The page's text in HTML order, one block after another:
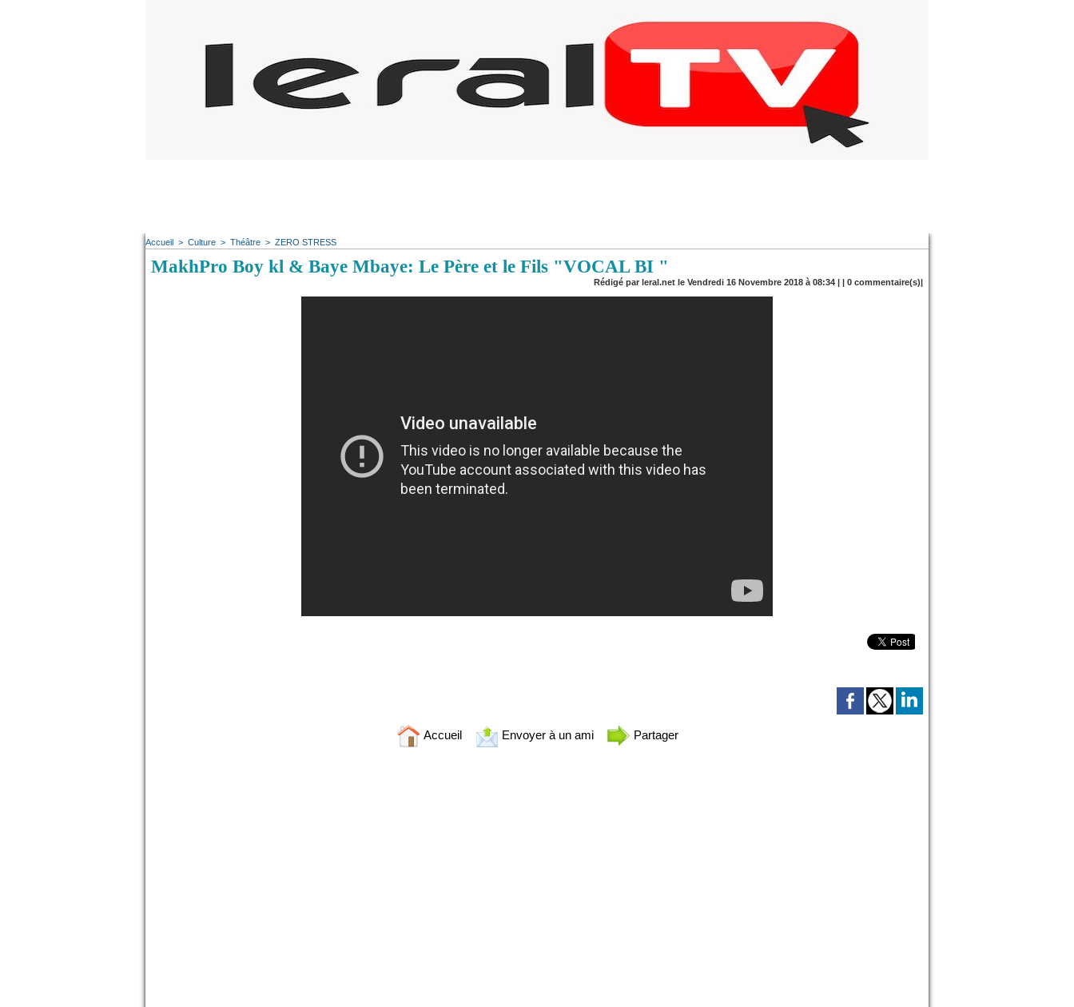
Accueil > Culture > Théâtre > ZERO STRESS
MakhPro Boy kl & Baye Mbaye: Le Père et le Fils "VOCAL BI "
Rédigé par leral.net le Vendredi 16 Novembre 2018 à 08:34 | | 0 commentaire(s)|
Accueil Envoyer à un ami Partager